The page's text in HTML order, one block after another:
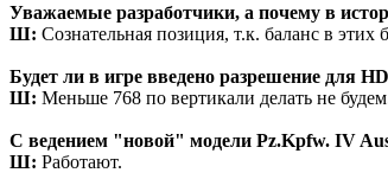
Уважаемые разработчики, а почему в
Ш: Сознательная позиция, т.к. баланс в этих
Будет ли в игре введено разрешение для
Ш: Меньше 768 по вертикали делать не
С ведением "новой" модели Pz.Kpfw. IV
Ш: Работают.